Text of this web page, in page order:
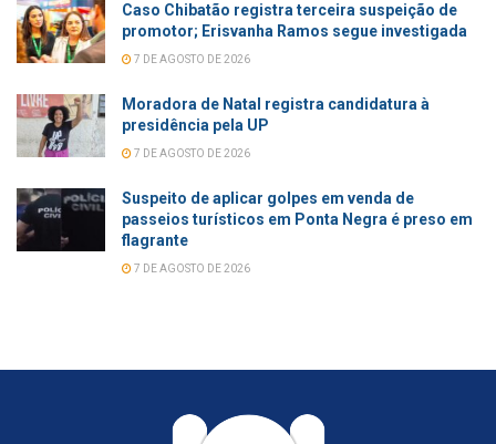
Caso Chibatão registra terceira suspeição de
promotor; Erisvanha Ramos segue investigada
7 DE AGOSTO DE 2026
Moradora de Natal registra candidatura à
presidência pela UP
7 DE AGOSTO DE 2026
Suspeito de aplicar golpes em venda de
passeios turísticos em Ponta Negra é preso em
flagrante
7 DE AGOSTO DE 2026